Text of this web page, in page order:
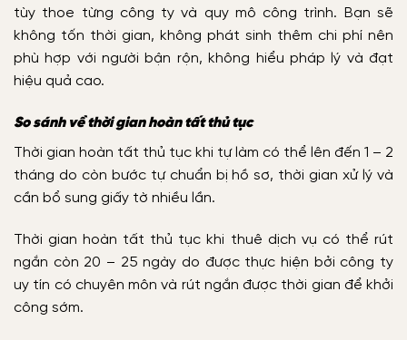
tùy thoe từng công ty và quy mô công trình. Bạn sẽ
không tốn thời gian, không phát sinh thêm chi phí nên
phù hợp với người bận rộn, không hiểu pháp lý và đạt
hiệu quả cao.
So sánh về thời gian hoàn tất thủ tục
Thời gian hoàn tất thủ tục khi tự làm có thể lên đến 1 – 2
tháng do còn bước tự chuẩn bị hồ sơ, thời gian xử lý và
cần bổ sung giấy tờ nhiều lần.
Thời gian hoàn tất thủ tục khi thuê dịch vụ có thể rút
ngắn còn 20 – 25 ngày do được thực hiện bởi công ty
uy tín có chuyên môn và rút ngắn được thời gian để khởi
công sớm.